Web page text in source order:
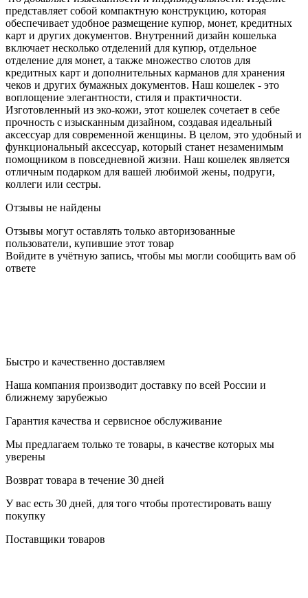
представляет собой компактную конструкцию, которая
обеспечивает удобное размещение купюр, монет, кредитных
карт и других документов. Внутренний дизайн кошелька
включает несколько отделений для купюр, отдельное
отделение для монет, а также множество слотов для
кредитных карт и дополнительных карманов для хранения
чеков и других бумажных документов. Наш кошелек - это
воплощение элегантности, стиля и практичности.
Изготовленный из эко-кожи, этот кошелек сочетает в себе
прочность с изысканным дизайном, создавая идеальный
аксессуар для современной женщины. В целом, это удобный и
функциональный аксессуар, который станет незаменимым
помощником в повседневной жизни. Наш кошелек является
отличным подарком для вашей любимой жены, подруги,
коллеги или сестры.
Отзывы не найдены
Отзывы могут оставлять только авторизованные
пользователи, купившие этот товар
Войдите в учётную запись, чтобы мы могли сообщить вам об
ответе
Быстро и качественно доставляем
Наша компания производит доставку по всей России и
ближнему зарубежью
Гарантия качества и сервисное обслуживание
Мы предлагаем только те товары, в качестве которых мы
уверены
Возврат товара в течение 30 дней
У вас есть 30 дней, для того чтобы протестировать вашу
покупку
Поставщики товаров